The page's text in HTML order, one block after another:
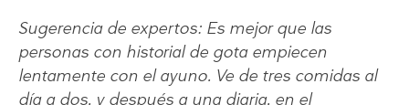
Sugerencia de expertos: Es mejor que las
personas con historial de gota empiecen
lentamente con el ayuno. Ve de tres comidas al
día a dos, y después a una diaria, en el